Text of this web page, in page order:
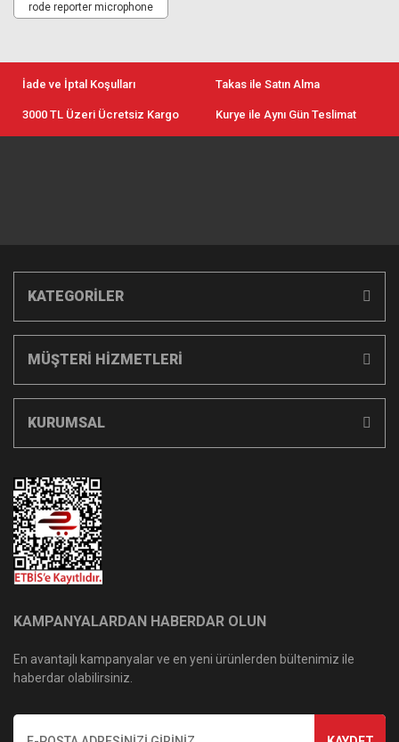
rode reporter microphone
İade ve İptal Koşulları Takas ile Satın Alma
3000 TL Üzeri Ücretsiz Kargo Kurye ile Aynı Gün Teslimat
KATEGORİLER
MÜŞTERİ HİZMETLERİ
KURUMSAL
KAMPANYALARDAN HABERDAR OLUN
En avantajlı kampanyalar ve en yeni ürünlerden bültenimiz ile
haberdar olabilirsiniz.